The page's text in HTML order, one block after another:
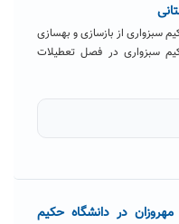
سبزواری از بازسازی و بهسازی
سبزواری در فصل تعطیلات
در دانشگاه حکیم